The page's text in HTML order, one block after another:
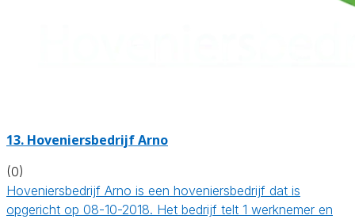
13. Hoveniersbedrijf Arno
(0)
Hoveniersbedrijf Arno is een hoveniersbedrijf dat is
opgericht op 08-10-2018. Het bedrijf telt 1 werknemer en